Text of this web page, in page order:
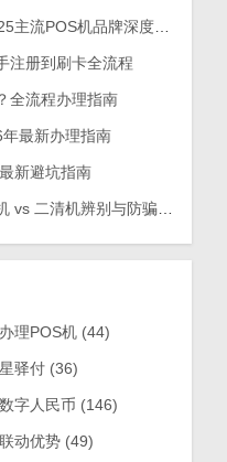
佛山POS机品牌怎么选？2025主流POS机品牌深度测评与选购指南
注册到刷卡全流程
全流程办理指南
最新办理指南
新避坑指南
佛山POS机安全指南：一清机 vs 二清机辨别与防骗手册
办理POS机(44)
星驿付(36)
数字人民币 (146)
联动优势(49)